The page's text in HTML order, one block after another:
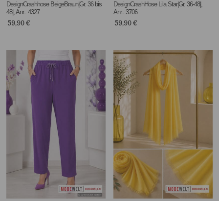
DesignCrashhose BeigeBraun|Gr. 36 bis
48|, Anr.: 4327
59,90€
DesignCrashHose Lila Star|Gr. 36-48|,
Anr.: 3706
59,90€